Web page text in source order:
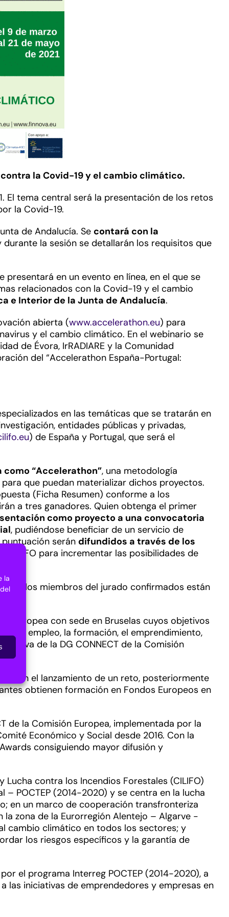
la
la Covid-19 y el cambio climático.
El tema central será la presentación de los retos
la Covid-19.
de Andalucía. Se contará con la
durante la sesión se detallarán los requisitos que
en un evento en línea, en el que se
relacionados con la Covid-19 y el cambio
e Interior de la Junta de Andalucía.
abierta (www.accelerathon.eu) para
y el cambio climático. En el webinario se
de Évora, IrRADIARE y la Comunidad
del “Accelerathon España-Portugal:
en las temáticas que se tratarán en
entidades públicas y privadas,
) de España y Portugal, que será el
“Accelerathon”, una metodología
que puedan materializar dichos proyectos.
(Ficha Resumen) conforme a los
a tres ganadores. Quien obtenga el primer
como proyecto a una convocatoria
, pudiéndose beneficiar de un servicio de
serán difundidos a través de los
CILIFO para incrementar las posibilidades de
y los miembros del jurado confirmados están
europea con sede en Bruselas cuyos objetivos
el empleo, la formación, el emprendimiento,
de la DG CONNECT de la Comisión
con el lanzamiento de un reto, posteriormente
obtienen formación en Fondos Europeos en
de la Comisión Europea, implementada por la
Económico y Social desde 2016. Con la
consiguiendo mayor difusión y
contra los Incendios Forestales (CILIFO)
– POCTEP (2014-2020) y se centra en la lucha
en un marco de cooperación transfronteriza
zona de la Eurorregión Alentejo – Algarve -
cambio climático en todos los sectores; y
los riesgos específicos y la garantía de
el programa Interreg POCTEP (2014-2020), a
las iniciativas de emprendedores y empresas en